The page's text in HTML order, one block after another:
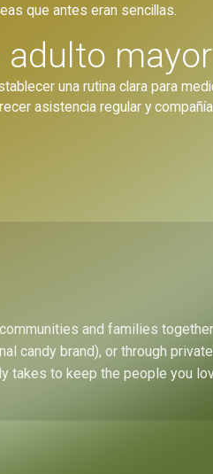
que antes eran sencillas.
una rutina clara para
asistencia regular y compañía.
and families
candy brand), or through
takes to keep the people you